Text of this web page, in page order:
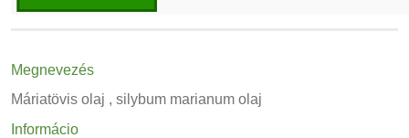
Megnevezés
Máriatövis olaj , silybum marianum olaj
Informácio